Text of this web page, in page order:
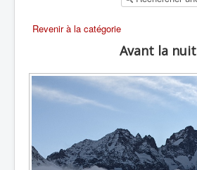
Revenir à la catégorie
Avant la nuit